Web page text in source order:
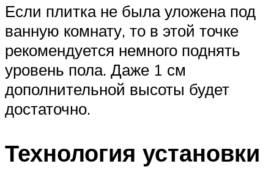
Если плитка не была уложена под
ванную комнату, то в этой точке
рекомендуется немного поднять
уровень пола. Даже 1 см
дополнительной высоты будет
достаточно.
Технология установки